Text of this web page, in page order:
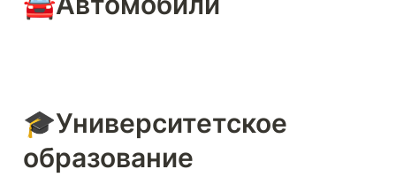
🎓Университетское
образование